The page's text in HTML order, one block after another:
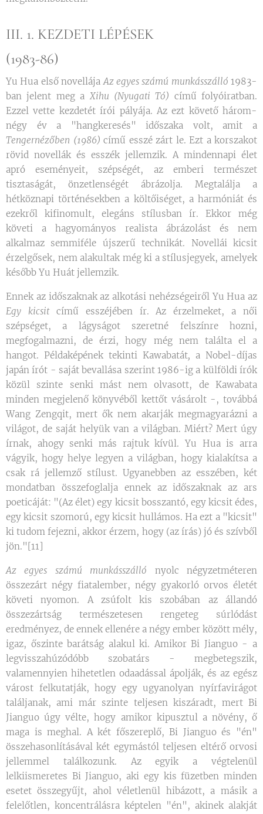
III. 1. KEZDETI LÉPÉSEK
(1983-86)
Yu Hua első novellájaAz egyes számú munkásszálló 1983-
ban jelent meg aXihu (Nyugati Tó) című folyóiratban.
Ezzel vette kezdetét írói pályája. Az ezt követő három-
négy év a "hangkeresés" időszaka volt, amit a
Tengernézőben (1986) című esszé zárt le. Ezt a korszakot
rövid novellák és esszék jellemzik. A mindennapi élet
apró eseményeit, szépségét, az emberi természet
tisztaságát, önzetlenségét ábrázolja. Megtalálja a
hétköznapi történésekben a költőiséget, a harmóniát és
ezekről kifinomult, elegáns stílusban ír. Ekkor még
követi a hagyományos realista ábrázolást és nem
alkalmaz semmiféle újszerű technikát. Novellái kicsit
érzelgősek, nem alakultak még ki a stílusjegyek, amelyek
később Yu Huát jellemzik.
Ennek az időszaknak az alkotási nehézségeiről Yu Hua az
Egy kicsitcímű esszéjében ír. Az érzelmeket, a női
szépséget, a lágyságot szeretné felszínre hozni,
megfogalmazni, de érzi, hogy még nem találta el a
hangot. Példaképének tekinti Kawabatát, a Nobel-díjas
japán írót - saját bevallása szerint 1986-ig a külföldi írók
közül szinte senki mást nem olvasott, de Kawabata
minden megjelenő könyvéből kettőt vásárolt -, továbbá
Wang Zengqit, mert ők nem akarják megmagyarázni a
világot, de saját helyük van a világban. Miért? Mert úgy
írnak, ahogy senki más rajtuk kívül. Yu Hua is arra
vágyik, hogy helye legyen a világban, hogy kialakítsa a
csak rá jellemző stílust. Ugyanebben az esszében, két
mondatban összefoglalja ennek az időszaknak az ars
poeticáját: "(Az élet) egy kicsit bosszantó, egy kicsit édes,
egy kicsit szomorú, egy kicsit hullámos. Ha ezt a "kicsit"
ki tudom fejezni, akkor érzem, hogy (az írás) jó és szívből
jön."[11]
Az egyes számú munkásszálló nyolc négyzetméteren
összezárt négy fiatalember, négy gyakorló orvos életét
követi nyomon. A zsúfolt kis szobában az állandó
összezártság természetesen rengeteg súrlódást
eredményez, de ennek ellenére a négy ember között mély,
igaz, őszinte barátság alakul ki. Amikor Bi Jianguo - a
legvisszahúzódóbb szobatárs - megbetegszik,
valamennyien hihetetlen odaadással ápolják, és az egész
várost felkutatják, hogy egy ugyanolyan nyírfavirágot
találjanak, ami már szinte teljesen kiszáradt, mert Bi
Jianguo úgy vélte, hogy amikor kipusztul a növény, ő
maga is meghal. A két főszereplő, Bi Jianguo és "én"
összehasonlításával két egymástól teljesen eltérő orvosi
jellemmel találkozunk. Az egyik a végtelenül
lelkiismeretes Bi Jianguo, aki egy kis füzetben minden
esetet összegyűjt, ahol véletlenül hibázott, a másik a
felelőtlen, koncentrálásra képtelen "én", akinek alakját